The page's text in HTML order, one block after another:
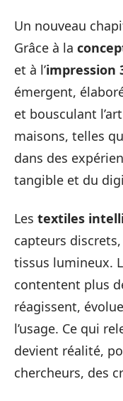
Un nouveau
Grâce à la
et à l’impression
émergent,
et bousculant
maisons, telles
dans des
tangible et du
Les textiles
capteurs
tissus lumineux.
contentent plus
réagissent,
l’usage. Ce qui
devient réalité,
chercheurs, des